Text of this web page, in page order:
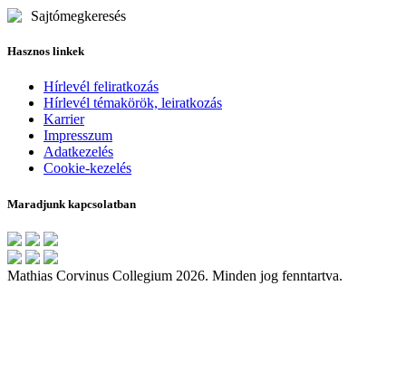
Sajtómegkeresés
Hasznos linkek
Hírlevél feliratkozás
Hírlevél témakörök, leiratkozás
Karrier
Impresszum
Adatkezelés
Cookie-kezelés
Maradjunk kapcsolatban
Mathias Corvinus Collegium 2026. Minden jog fenntartva.